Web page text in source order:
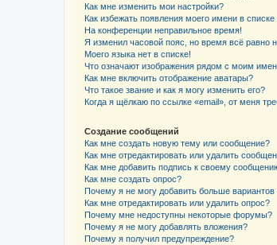
Как мне изменить мои настройки?
Как избежать появления моего имени в
На конференции неправильное время!
Я изменил часовой пояс, но время всё равно
Моего языка нет в списке!
Что означают изображения рядом с моим
Как мне включить отображение аватары?
Что такое звание и как я могу изменить его?
Когда я щёлкаю по ссылке «email», от меня
Создание сообщений
Как мне создать новую тему или сообщение?
Как мне отредактировать или удалить
Как мне добавить подпись к своему
Как мне создать опрос?
Почему я не могу добавить больше вариантов
Как мне отредактировать или удалить опрос?
Почему мне недоступны некоторые форумы?
Почему я не могу добавлять вложения?
Почему я получил предупреждение?